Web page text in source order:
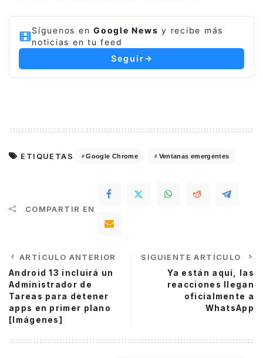
Síguenos en Google News y recibe más
noticias en tu feed
Seguir
ETIQUETAS Google Chrome Ventanas emergentes
COMPARTIR EN
ARTÍCULO ANTERIOR
Android 13 incluirá un
Administrador de
Tareas para detener
apps en primer plano
[Imágenes]
SIGUIENTE ARTÍCULO
Ya están aquí, las
reacciones llegan
oficialmente a
WhatsApp